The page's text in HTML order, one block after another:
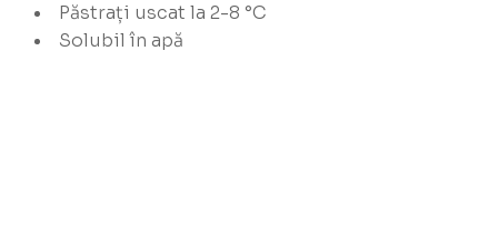
Păstrați uscat la 2-8 °C
Solubil în apă